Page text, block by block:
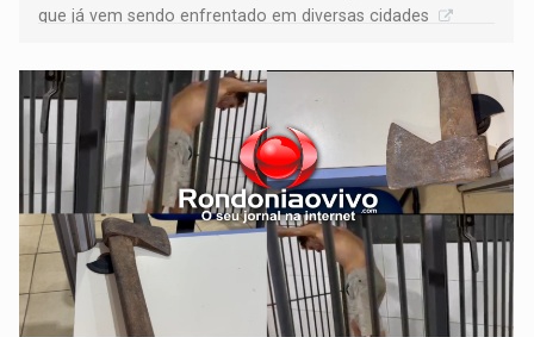
que já vem sendo enfrentado em diversas cidades